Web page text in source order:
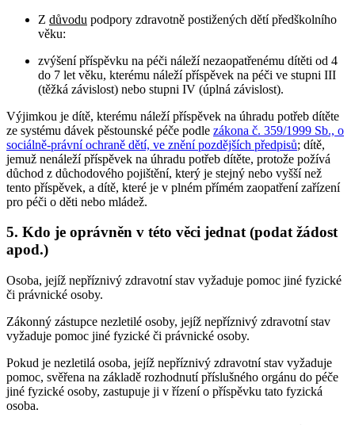
Z důvodu podpory zdravotně postižených dětí předškolního
věku:
zvýšení příspěvku na péči náleží nezaopatřenému dítěti od 4
do 7 let věku, kterému náleží příspěvek na péči ve stupni III
(těžká závislost) nebo stupni IV (úplná závislost).
Výjimkou je dítě, kterému náleží příspěvek na úhradu potřeb dítěte
ze systému dávek pěstounské péče podle zákona č. 359/1999 Sb., o
sociálně-právní ochraně dětí, ve znění pozdějších předpisů; dítě,
jemuž nenáleží příspěvek na úhradu potřeb dítěte, protože požívá
důchod z důchodového pojištění, který je stejný nebo vyšší než
tento příspěvek, a dítě, které je v plném přímém zaopatření zařízení
pro péči o děti nebo mládež.
5. Kdo je oprávněn v této věci jednat (podat žádost
apod.)
Osoba, jejíž nepříznivý zdravotní stav vyžaduje pomoc jiné fyzické
či právnické osoby.
Zákonný zástupce nezletilé osoby, jejíž nepříznivý zdravotní stav
vyžaduje pomoc jiné fyzické či právnické osoby.
Pokud je nezletilá osoba, jejíž nepříznivý zdravotní stav vyžaduje
pomoc, svěřena na základě rozhodnutí příslušného orgánu do péče
jiné fyzické osoby, zastupuje ji v řízení o příspěvku tato fyzická
osoba.